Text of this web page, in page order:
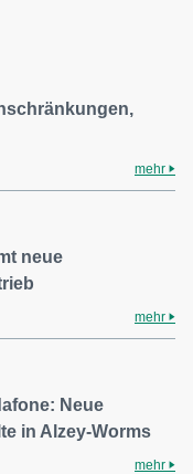
mehr
neue
mehr
Neue
in Alzey-Worms
mehr